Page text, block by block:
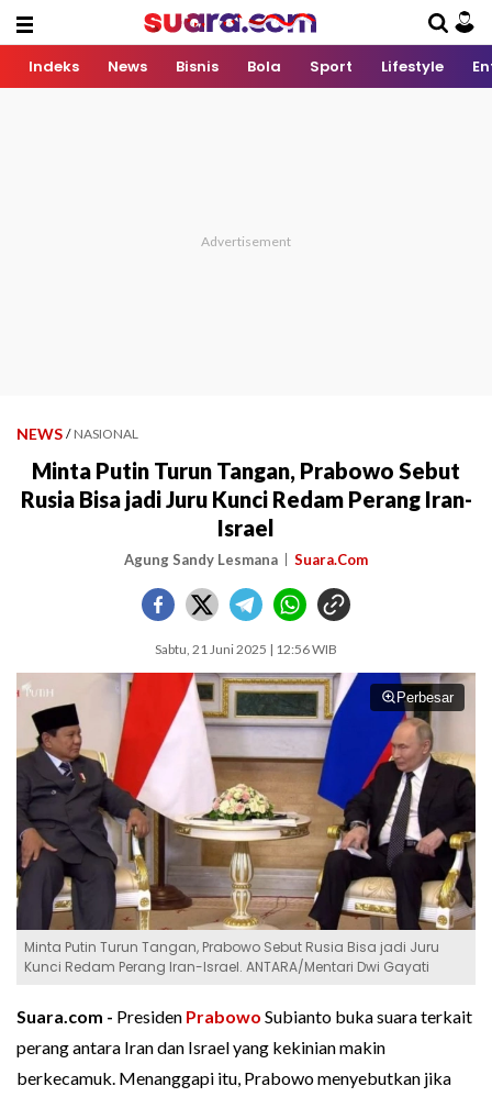
Indeks News Bisnis Bola Sport Lifestyle
NEWS / NASIONAL
Minta Putin Turun Tangan, Prabowo Sebut
Rusia Bisa jadi Juru Kunci Redam Perang Iran-
Israel
Agung Sandy Lesmana Suara.Com
Sabtu, 21 Juni 2025 | 12:56 WIB
Perbesar
Minta Putin Turun Tangan, Prabowo Sebut Rusia Bisa jadi Juru
Kunci Redam Perang Iran-Israel. ANTARA/Mentari Dwi Gayati
Suara.com - Presiden Prabowo Subianto buka suara terkait
perang antara Iran dan Israel yang kekinian makin
berkecamuk. Menanggapi itu, Prabowo menyebutkan jika